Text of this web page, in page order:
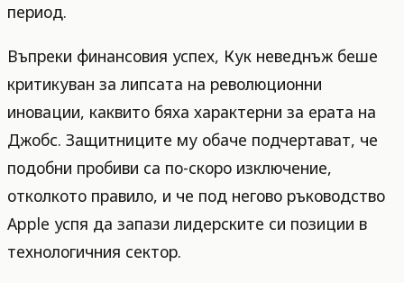
период.
Въпреки финансовия успех, Кук неведнъж беше
критикуван за липсата на революционни
иновации, каквито бяха характерни за ерата на
Джобс. Защитниците му обаче подчертават, че
подобни пробиви са по-скоро изключение,
отколкото правило, и че под негово ръководство
Apple успя да запази лидерските си позиции в
технологичния сектор.